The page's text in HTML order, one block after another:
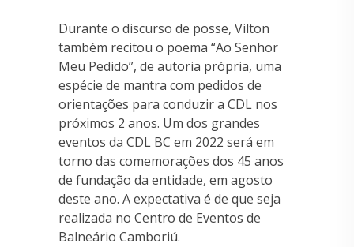
Durante o discurso de posse, Vilton
também recitou o poema “Ao Senhor
Meu Pedido”, de autoria própria, uma
espécie de mantra com pedidos de
orientações para conduzir a CDL nos
próximos 2 anos. Um dos grandes
eventos da CDL BC em 2022 será em
torno das comemorações dos 45 anos
de fundação da entidade, em agosto
deste ano. A expectativa é de que seja
realizada no Centro de Eventos de
Balneário Camboriú.